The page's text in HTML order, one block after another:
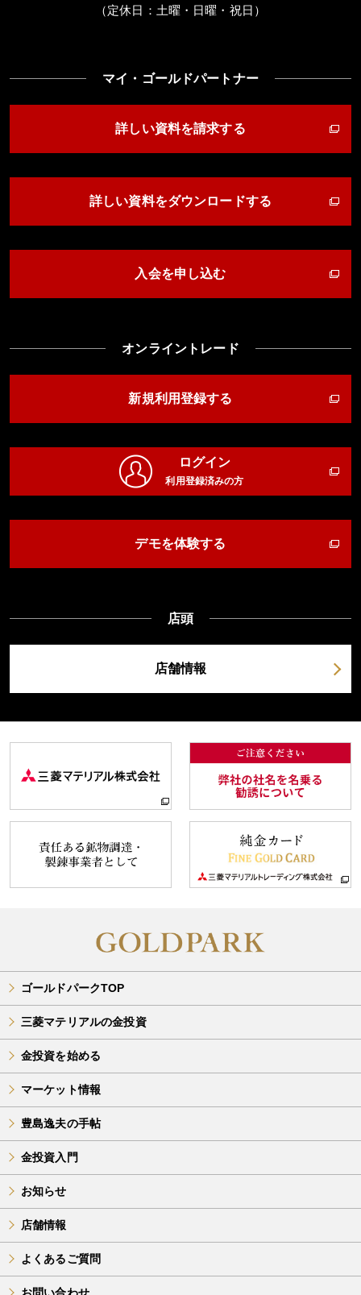
（定休日：土曜・日曜・祝日）
マイ・ゴールドパートナー
詳しい資料を請求する
詳しい資料をダウンロードする
入会を申し込む
オンライントレード
新規利用登録する
ログイン
利用登録済みの方
デモを体験する
店頭
店舗情報
ゴールドパークTOP
三菱マテリアルの金投資
金投資を始める
マーケット情報
豊島逸夫の手帖
金投資入門
お知らせ
店舗情報
よくあるご質問